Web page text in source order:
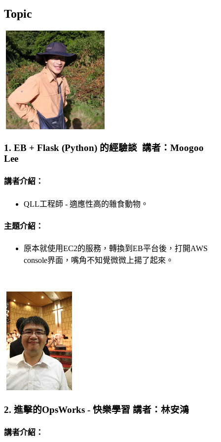
Topic
1. EB + Flask (Python) 的經驗談 講者：Moogoo
Lee
講者介紹：
QLL工程師 - 適應性高的雜食動物。
主題介紹：
原本就使用EC2的服務，轉換到EB平台後，打開AWS
console界面，嘴角不知覺微微上揚了起來。
2. 進擊的OpsWorks - 快樂學習 講者：林安鴻
講者介紹：